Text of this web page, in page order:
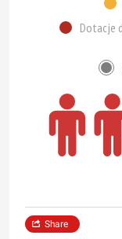
Dotacje
Share